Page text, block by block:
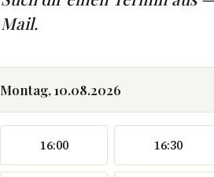
Mail.
Montag, 10.08.2026
16:00 16:30